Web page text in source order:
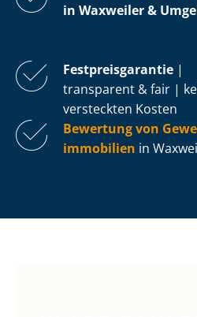
in Waxweiler &
Fest­preis­ga­ran­tie |
transparent & fair |
versteckten Kosten
Bewertung von
im­mo­bi­li­en in